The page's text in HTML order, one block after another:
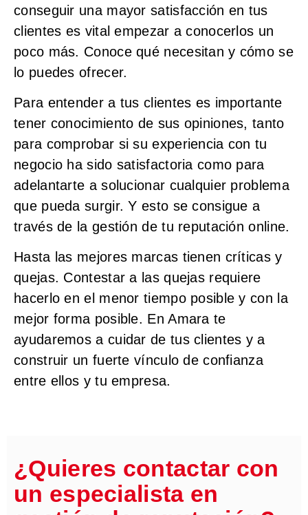
conseguir una mayor satisfacción en tus
clientes es vital empezar a conocerlos un
poco más. Conoce qué necesitan y cómo se
lo puedes ofrecer.
Para entender a tus clientes es importante
tener conocimiento de sus opiniones, tanto
para comprobar si su experiencia con tu
negocio ha sido satisfactoria como para
adelantarte a solucionar cualquier problema
que pueda surgir. Y esto se consigue a
través de la gestión de tu reputación online.
Hasta las mejores marcas tienen críticas y
quejas. Contestar a las quejas requiere
hacerlo en el menor tiempo posible y con la
mejor forma posible. En Amara te
ayudaremos a cuidar de tus clientes y a
construir un fuerte vínculo de confianza
entre ellos y tu empresa.
¿Quieres contactar con
un especialista en